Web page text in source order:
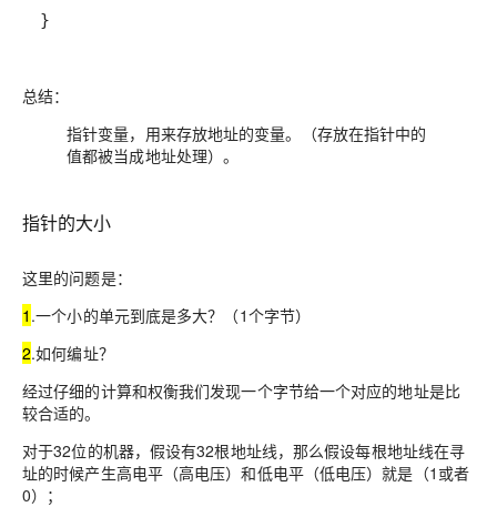
}
总结：
指针变量，用来存放地址的变量。（存放在指针中的
值都被当成地址处理）。
指针的大小
这里的问题是：
1 .一个小的单元到底是多大？（1个字节）
2.如何编址？
经过仔细的计算和权衡我们发现一个字节给一个对应的地址是比
较合适的。
对于32位的机器，假设有32根地址线，那么假设每根地址线在寻
址的时候产生高电平（高电压）和低电平（低电压）就是（1或者
0）；